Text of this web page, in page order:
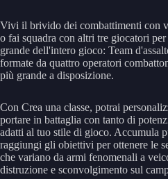
Vivi il brivido dei combattimenti con
o fai squadra con altri tre giocatori
grande dell'intero gioco: Team
formate da quattro operatori
più grande a disposizione.
Con Crea una classe, potrai
portare in battaglia con tanto di
adatti al tuo stile di gioco. Accumula
raggiungi gli obiettivi per ottenere le
che variano da armi fenomenali a
distruzione e sconvolgimento sul